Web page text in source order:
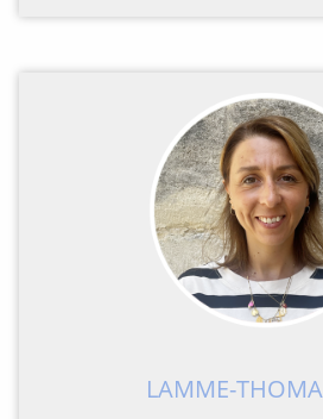
LAMME-